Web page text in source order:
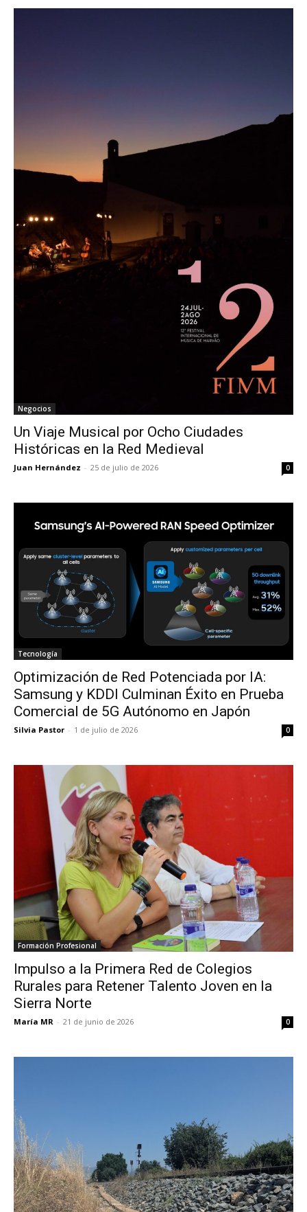
Negocios
Un Viaje Musical por Ocho Ciudades
Históricas en la Red Medieval
Juan Hernández - 25 de julio de 2026 0
Tecnología
Optimización de Red Potenciada por IA:
Samsung y KDDI Culminan Éxito en Prueba
Comercial de 5G Autónomo en Japón
Silvia Pastor - 1 de julio de 2026 0
Formación Profesional
Impulso a la Primera Red de Colegios
Rurales para Retener Talento Joven en la
Sierra Norte
María MR - 21 de junio de 2026 0